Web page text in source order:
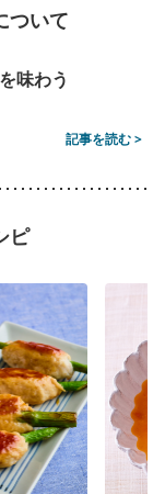
ついて
味わう
記事を読む >
ピ